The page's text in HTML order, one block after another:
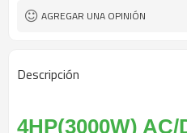
AGREGAR UNA OPINIÓN
Descripción
4HP(3000W) AC/